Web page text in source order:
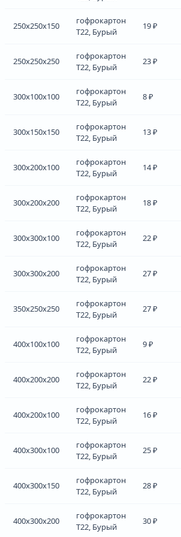
250x250x150
гофрокартон
Т22, Бурый
19 ₽
250x250x250
гофрокартон
Т22, Бурый
23 ₽
300x100x100
гофрокартон
Т22, Бурый
8 ₽
300x150x150
гофрокартон
Т22, Бурый
13 ₽
300x200x100
гофрокартон
Т22, Бурый
14 ₽
300x200x200
гофрокартон
Т22, Бурый
18 ₽
300x300x100
гофрокартон
Т22, Бурый
22 ₽
300x300x200
гофрокартон
Т22, Бурый
27 ₽
350x250x250
гофрокартон
Т22, Бурый
27 ₽
400x100x100
гофрокартон
Т22, Бурый
9 ₽
400x200x200
гофрокартон
Т22, Бурый
22 ₽
400x200x100
гофрокартон
Т22, Бурый
16 ₽
400x300x100
гофрокартон
Т22, Бурый
25 ₽
400x300x150
гофрокартон
Т22, Бурый
28 ₽
400x300x200
гофрокартон
Т22, Бурый
30 ₽